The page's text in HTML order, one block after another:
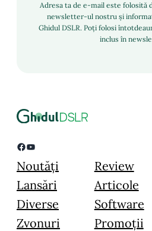
Adresa ta de e-mail este
newsletter-ul nostru și
Ghidul DSLR. Poți folosi
inclus în
Facebook YouTube
Noutăți
Lansări
Diverse
Zvonuri
Review
Articole
Software
Promoții